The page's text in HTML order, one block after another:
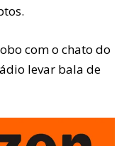
com o chato do
levar bala de